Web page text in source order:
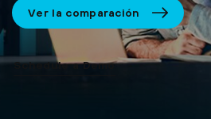
Ver la comparación
Schedule a Demo